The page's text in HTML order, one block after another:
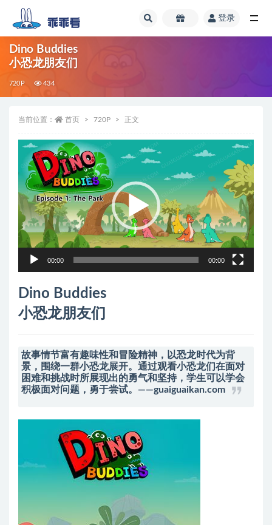
登录
Dino Buddies
小恐龙朋友们
720P 434
当前位置： 首页 720P 正文
视
频
播
放
器
00:00 00:00
Dino Buddies
小恐龙朋友们
故事情节富有趣味性和冒险精神，以恐龙时代为背
景，围绕一群小恐龙展开。通过观看小恐龙们在面对
困难和挑战时所展现出的勇气和坚持，学生可以学会
积极面对问题，勇于尝试。——guaiguaikan.com